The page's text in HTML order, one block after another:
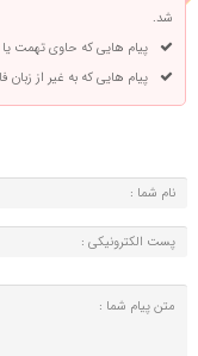
شد.
پیام هایی که حاوی تهمت
پیام هایی که به غیر از